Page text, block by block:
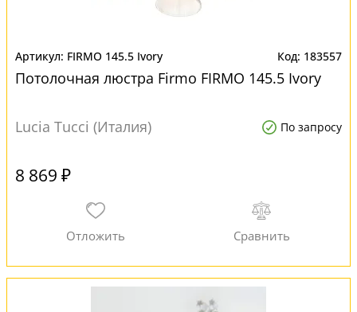
FIRMO 145.5 Ivory 183557
Потолочная люстра Firmo FIRMO 145.5 Ivory
Lucia Tucci (Италия) По запросу
8 869 ₽